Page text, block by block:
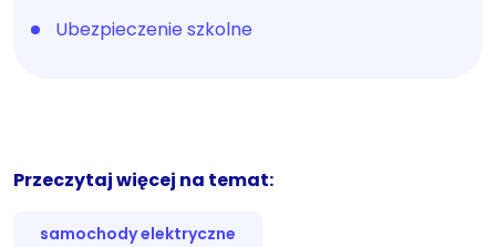
Ubezpieczenie szkolne
Przeczytaj więcej na temat:
samochody elektryczne